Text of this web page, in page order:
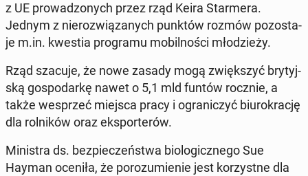
z UE pro­wa­dzo­nych przez rząd Keira Star­me­ra.
Jednym z nie­roz­wią­za­nych punktów rozmów po­zo­sta­
je m.in. kwestia pro­gra­mu mo­bil­no­ści mło­dzie­ży.
Rząd szacuje, że nowe zasady mogą zwięk­szyć bry­tyj­
ską go­spo­dar­kę nawet o 5,1 mld funtów rocznie, a
także wes­przeć miejsca pracy i ogra­ni­czyć biu­ro­kra­cję
dla rol­ni­ków oraz eks­por­te­rów.
Mi­ni­stra ds. bez­pie­czeń­stwa bio­lo­gicz­ne­go Sue
Hayman oceniła, że po­ro­zu­mie­nie jest ko­rzyst­ne dla